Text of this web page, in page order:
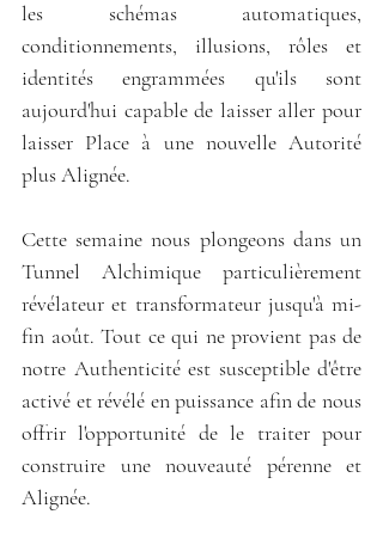
les schémas automatiques,
conditionnements, illusions, rôles et
identités engrammées qu'ils sont
aujourd'hui capable de laisser aller pour
laisser Place à une nouvelle Autorité
plus Alignée.
Cette semaine nous plongeons dans un
Tunnel Alchimique particulièrement
révélateur et transformateur jusqu'à mi-
fin août. Tout ce qui ne provient pas de
notre Authenticité est susceptible d'être
activé et révélé en puissance afin de nous
offrir l'opportunité de le traiter pour
construire une nouveauté pérenne et
Alignée.